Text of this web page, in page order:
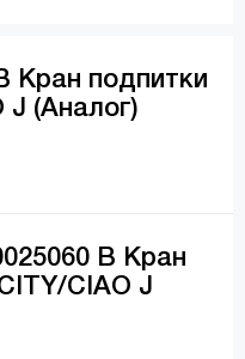
Кран подпитки
J (Аналог)
В Кран
CIAO J